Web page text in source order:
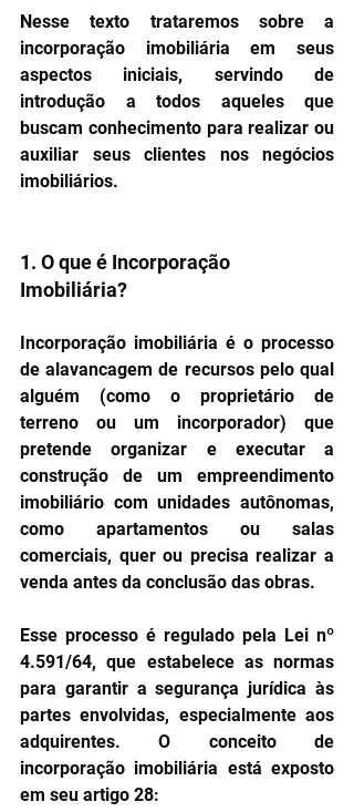
Nesse texto trataremos sobre a
incorporação imobiliária em seus
aspectos iniciais, servindo de
introdução a todos aqueles que
buscam conhecimento para realizar ou
auxiliar seus clientes nos negócios
imobiliários.
1. O que é Incorporação
Imobiliária?
Incorporação imobiliária é o processo
de alavancagem de recursos pelo qual
alguém (como o proprietário de
terreno ou um incorporador) que
pretende organizar e executar a
construção de um empreendimento
imobiliário com unidades autônomas,
como apartamentos ou salas
comerciais, quer ou precisa realizar a
venda antes da conclusão das obras.
Esse processo é regulado pela Lei nº
4.591/64, que estabelece as normas
para garantir a segurança jurídica às
partes envolvidas, especialmente aos
adquirentes. O conceito de
incorporação imobiliária está exposto
em seu artigo 28: